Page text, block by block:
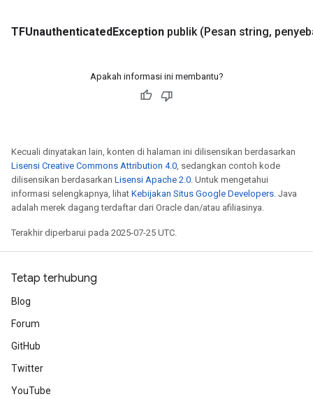
TFUnauthenticatedException publik (Pesan string,
Apakah informasi ini membantu?
Kecuali dinyatakan lain, konten di halaman ini dilisensikan berdasarkan
Lisensi Creative Commons Attribution 4.0, sedangkan contoh kode
dilisensikan berdasarkan Lisensi Apache 2.0. Untuk mengetahui
informasi selengkapnya, lihat Kebijakan Situs Google Developers. Java
adalah merek dagang terdaftar dari Oracle dan/atau afiliasinya.
Terakhir diperbarui pada 2025-07-25 UTC.
Tetap terhubung
Blog
Forum
GitHub
Twitter
YouTube